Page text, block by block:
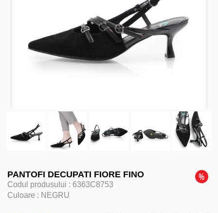
PANTOFI DECUPATI FIORE FINO
Codul produsului : 6363C8753
Culoare : NEGRU